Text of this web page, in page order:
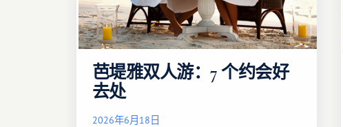
芭堤雅双人游：7 个约会好
去处
2026年6月18日